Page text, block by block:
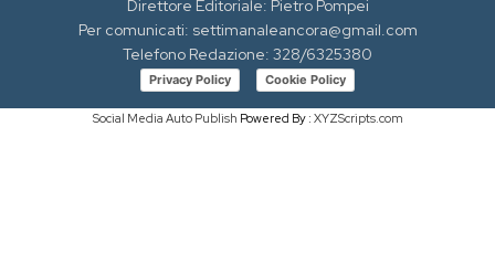
Direttore Editoriale: Pietro Pompei
Per comunicati: settimanaleancora@gmail.com
Telefono Redazione: 328/6325380
Privacy Policy Cookie Policy
Social Media Auto Publish Powered By : XYZScripts.com